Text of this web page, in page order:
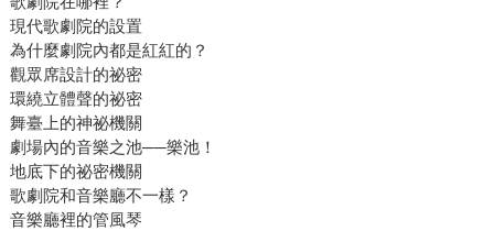
現代歌劇院的設置
為什麼劇院內都是紅紅的？
觀眾席設計的祕密
環繞立體聲的祕密
舞臺上的神祕機關
劇場內的音樂之池──樂池！
地底下的祕密機關
歌劇院和音樂廳不一樣？
音樂廳裡的管風琴